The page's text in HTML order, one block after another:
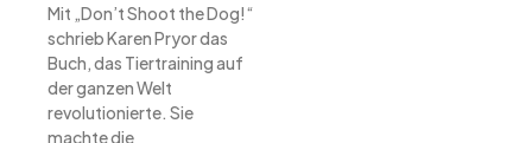
Mit „Don’t Shoot the Dog!“
schrieb Karen Pryor das
Buch, das Tiertraining auf
der ganzen Welt
revolutionierte. Sie
machte die